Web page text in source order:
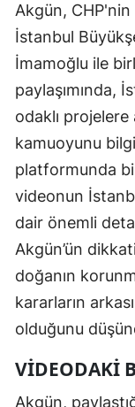
Akgün, CHP'nin
İstanbul
İmamoğlu ile
paylaşımında,
odaklı projelere
kamuoyunu
platformunda
videonun
dair önemli
Akgün’ün
doğanın
kararların
olduğunu
VIDEODAKI
Akgün,